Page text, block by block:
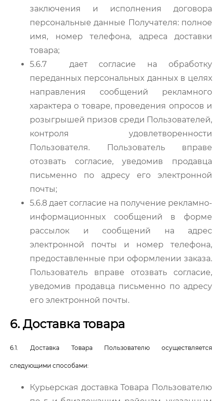
заключения и исполнения договора
персональные данные Получателя: полное
имя, номер телефона, адреса доставки
товара;
5.6.7 дает согласие на обработку
переданных персональных данных в целях
направления сообщений рекламного
характера о товаре, проведения опросов и
розыгрышей призов среди Пользователей,
контроля удовлетворенности
Пользователя. Пользователь вправе
отозвать согласие, уведомив продавца
письменно по адресу его электронной
почты;
5.6.8 дает согласие на получение рекламно-
информационных сообщений в форме
рассылок и сообщений на адрес
электронной почты и номер телефона,
предоставленные при оформлении заказа.
Пользователь вправе отозвать согласие,
уведомив продавца письменно по адресу
его электронной почты.
6. Доставка товара
6.1. Доставка Товара Пользователю осуществляется
следующими способами:
Курьерская доставка Товара Пользователю